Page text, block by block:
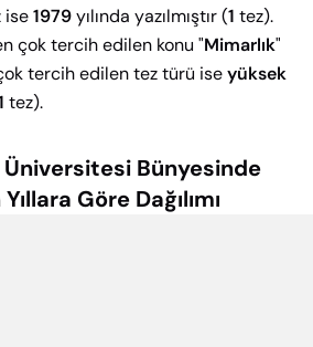
ise1979yılında yazılmıştır (1 tez).
çok tercih edilen konu "Mimarlık"
tercih edilen tez türü iseyüksek
tez).
Bünyesinde
Göre Dağılımı